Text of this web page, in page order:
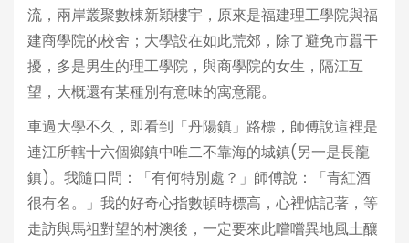
流，兩岸叢聚數棟新穎樓宇，原來是福建理工學院與福
建商學院的校舍；大學設在如此荒郊，除了避免市囂干
擾，多是男生的理工學院，與商學院的女生，隔江互
望，大概還有某種別有意味的寓意罷。
車過大學不久，即看到「丹陽鎮」路標，師傅說這裡是
連江所轄十六個鄉鎮中唯二不靠海的城鎮(另一是長龍
鎮)。我隨口問：「有何特別處？」師傅說：「青紅酒
很有名。」我的好奇心指數頓時標高，心裡惦記著，等
走訪與馬祖對望的村澳後，一定要來此嚐嚐異地風土釀